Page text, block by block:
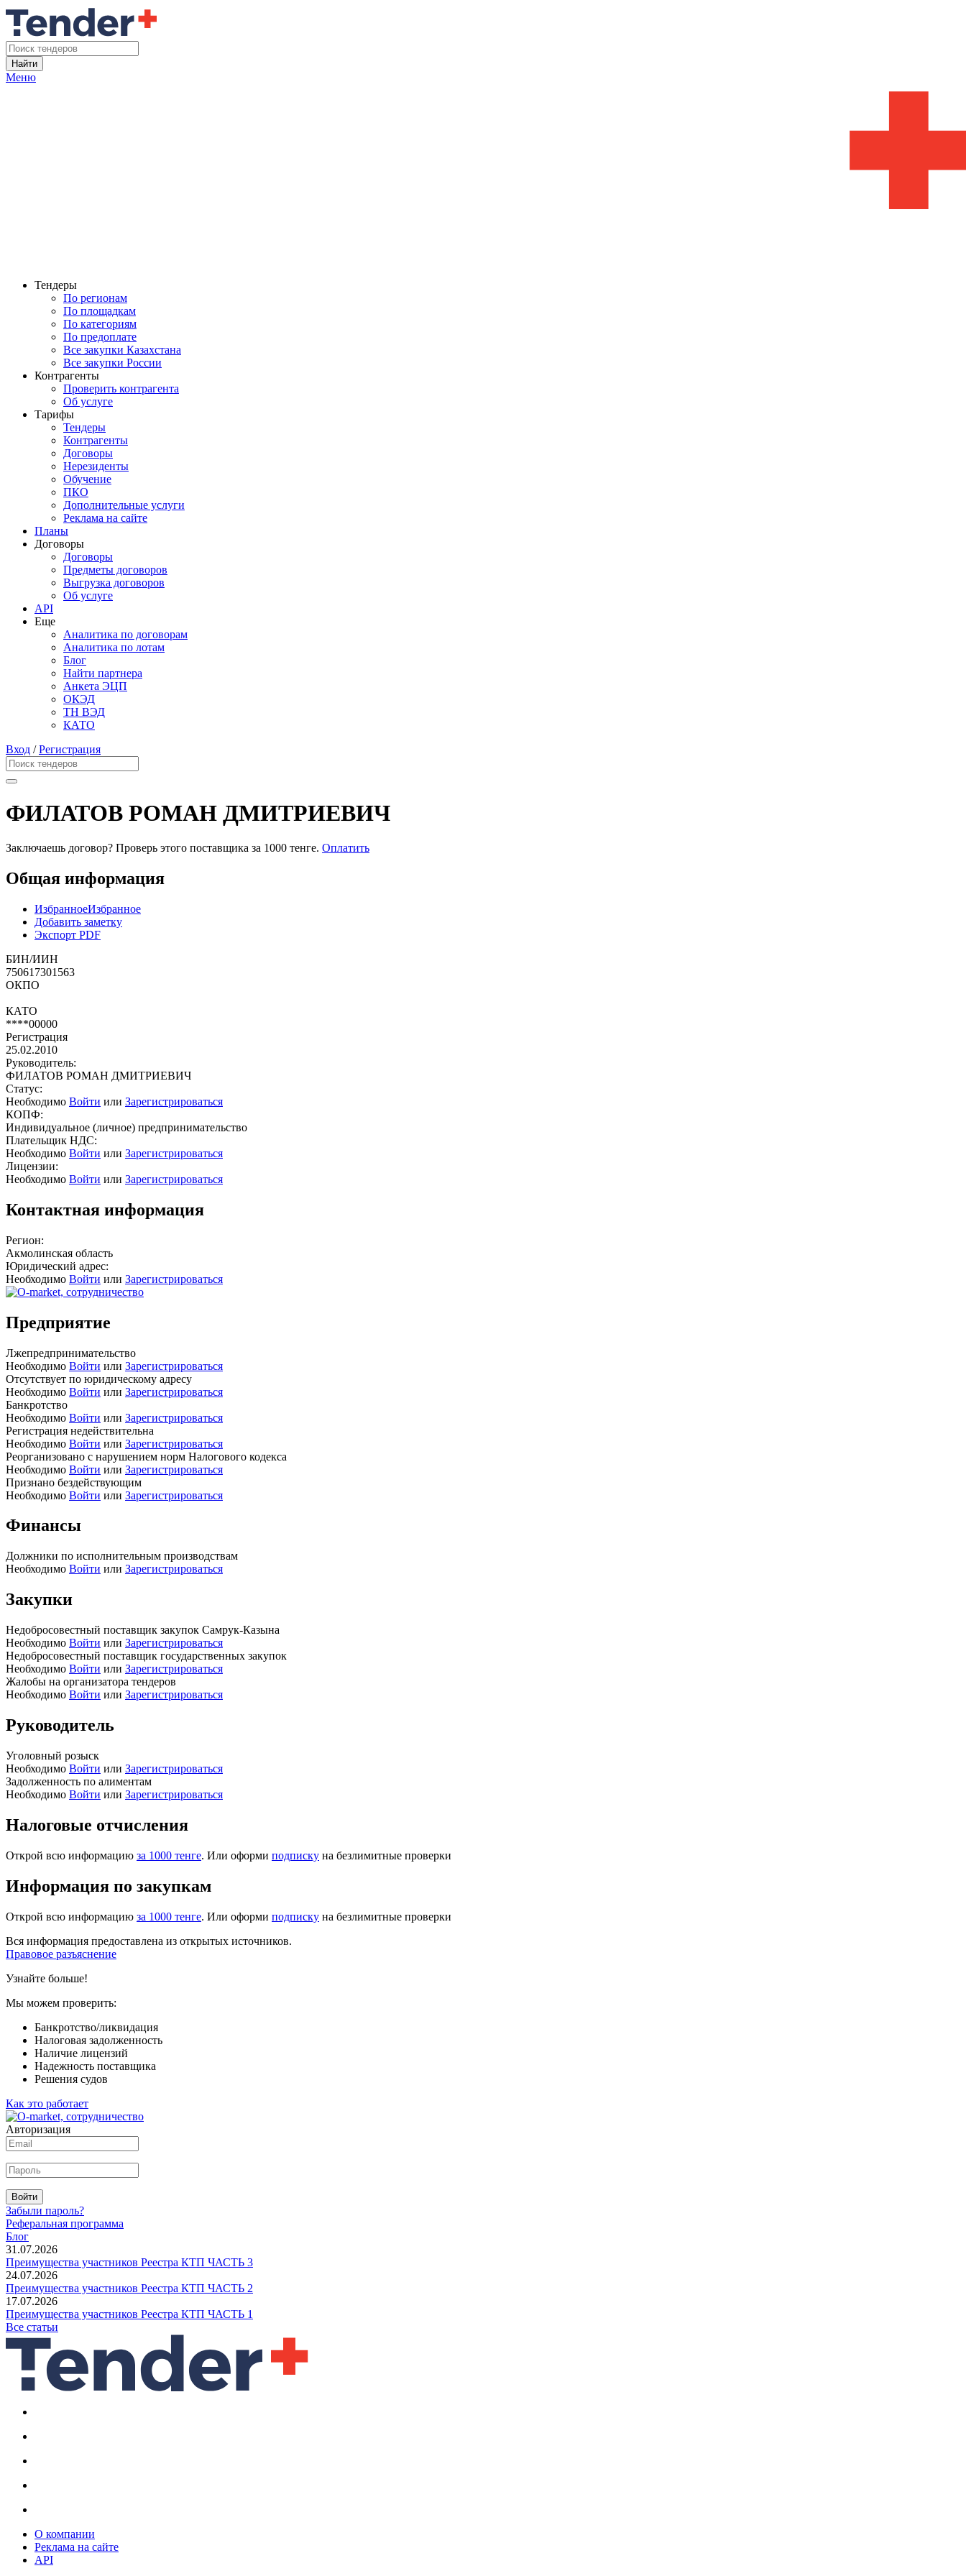
Найти
Меню
Тендеры
По регионам
По площадкам
По категориям
По предоплате
Все закупки Казахстана
Все закупки России
Контрагенты
Проверить контрагента
Об услуге
Тарифы
Тендеры
Контрагенты
Договоры
Нерезиденты
Обучение
ПКО
Дополнительные услуги
Реклама на сайте
Планы
Договоры
Договоры
Предметы договоров
Выгрузка договоров
Об услуге
API
Еще
Аналитика по договорам
Аналитика по лотам
Блог
Найти партнера
Анкета ЭЦП
ОКЭД
ТН ВЭД
КАТО
Вход /Регистрация
ФИЛАТОВ РОМАН ДМИТРИЕВИЧ
Заключаешь договор? Проверь этого поставщика за 1000 тенге. Оплатить
Общая информация
ИзбранноеИзбранное
Добавить заметку
Экспорт PDF
БИН/ИИН
750617301563
ОКПО
КАТО
****00000
Регистрация
25.02.2010
Руководитель:
ФИЛАТОВ РОМАН ДМИТРИЕВИЧ
Статус:
Необходимо Войти или Зарегистрироваться
КОПФ:
Индивидуальное (личное) предпринимательство
Плательщик НДС:
Необходимо Войти или Зарегистрироваться
Лицензии:
Необходимо Войти или Зарегистрироваться
Контактная информация
Регион:
Акмолинская область
Юридический адрес:
Необходимо Войти или Зарегистрироваться
Предприятие
Лжепредпринимательство
Необходимо Войти или Зарегистрироваться
Отсутствует по юридическому адресу
Необходимо Войти или Зарегистрироваться
Банкротство
Необходимо Войти или Зарегистрироваться
Регистрация недействительна
Необходимо Войти или Зарегистрироваться
Реорганизовано с нарушением норм Налогового кодекса
Необходимо Войти или Зарегистрироваться
Признано бездействующим
Необходимо Войти или Зарегистрироваться
Финансы
Должники по исполнительным производствам
Необходимо Войти или Зарегистрироваться
Закупки
Недобросовестный поставщик закупок Самрук-Казына
Необходимо Войти или Зарегистрироваться
Недобросовестный поставщик государственных закупок
Необходимо Войти или Зарегистрироваться
Жалобы на организатора тендеров
Необходимо Войти или Зарегистрироваться
Руководитель
Уголовный розыск
Необходимо Войти или Зарегистрироваться
Задолженность по алиментам
Необходимо Войти или Зарегистрироваться
Налоговые отчисления
Открой всю информацию за 1000 тенге. Или оформи подписку на безлимитные проверки
Информация по закупкам
Открой всю информацию за 1000 тенге. Или оформи подписку на безлимитные проверки
Вся информация предоставлена из открытых источников.
Правовое разъяснение
Узнайте больше!
Мы можем проверить:
Банкротство/ликвидация
Налоговая задолженность
Наличие лицензий
Надежность поставщика
Решения судов
Как это работает
Авторизация
Войти
Забыли пароль?
Реферальная программа
Блог
31.07.2026
Преимущества участников Реестра КТП ЧАСТЬ 3
24.07.2026
Преимущества участников Реестра КТП ЧАСТЬ 2
17.07.2026
Преимущества участников Реестра КТП ЧАСТЬ 1
Все статьи
О компании
Реклама на сайте
API